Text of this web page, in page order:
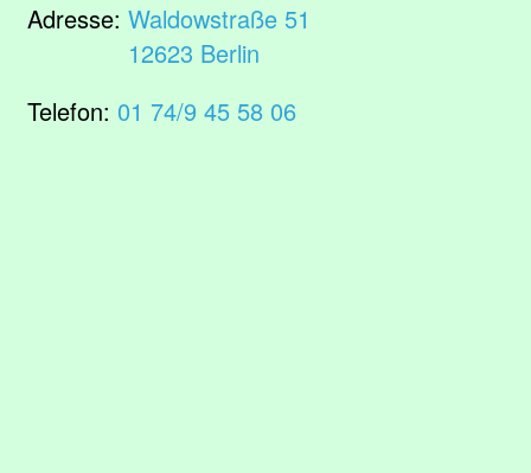
Adresse: Waldowstraße 51
12623 Berlin
Telefon: 01 74/9 45 58 06